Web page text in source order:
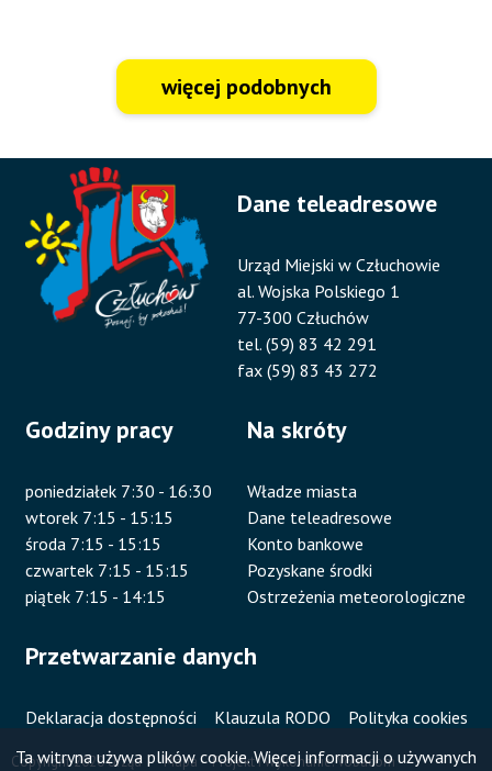
Ta witryna używa plików cookie. Więcej informacji o używanych
więcej podobnych
Dane teleadresowe
Urząd Miejski w Człuchowie
al. Wojska Polskiego 1
77-300 Człuchów
tel. (59) 83 42 291
fax (59) 83 43 272
Godziny pracy
poniedziałek 7:30 - 16:30
wtorek 7:15 - 15:15
środa 7:15 - 15:15
czwartek 7:15 - 15:15
piątek 7:15 - 14:15
Na skróty
Władze miasta
Dane teleadresowe
Konto bankowe
Pozyskane środki
Ostrzeżenia meteorologiczne
Przetwarzanie danych
Deklaracja dostępności Klauzula RODO Polityka cookies
Copyright 2020 Urząd Mapa Projekt i wykonanie:Vobacom